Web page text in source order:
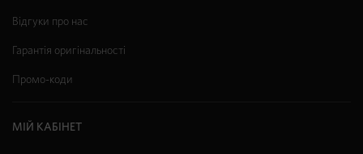
Відгуки про нас
Гарантія оригінальності
Промо-коди
МІЙ КАБІНЕТ